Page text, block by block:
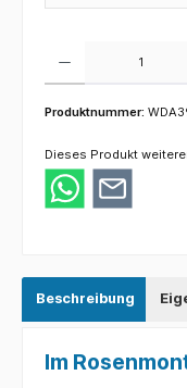
Produktnummer:
Dieses Produkt
Beschreibung
Im